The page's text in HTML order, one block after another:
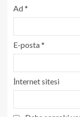
Ad*
E-posta*
İnternet sitesi